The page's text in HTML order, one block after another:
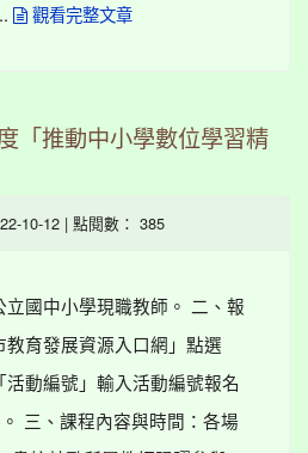
觀看完整文章
「推動中小學數位學習精
10-12 | 點閱數： 385
國中小學現職教師。 二、報
育發展資源入口網」點選
活動編號」輸入活動編號報名
三、課程內容與時間：各場